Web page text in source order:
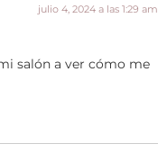
julio 4, 2024 a las 1:29 am
salón a ver cómo me